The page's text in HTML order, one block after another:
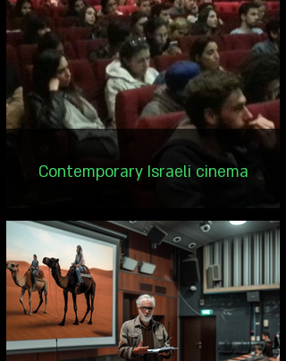
Contemporary Israeli cinema